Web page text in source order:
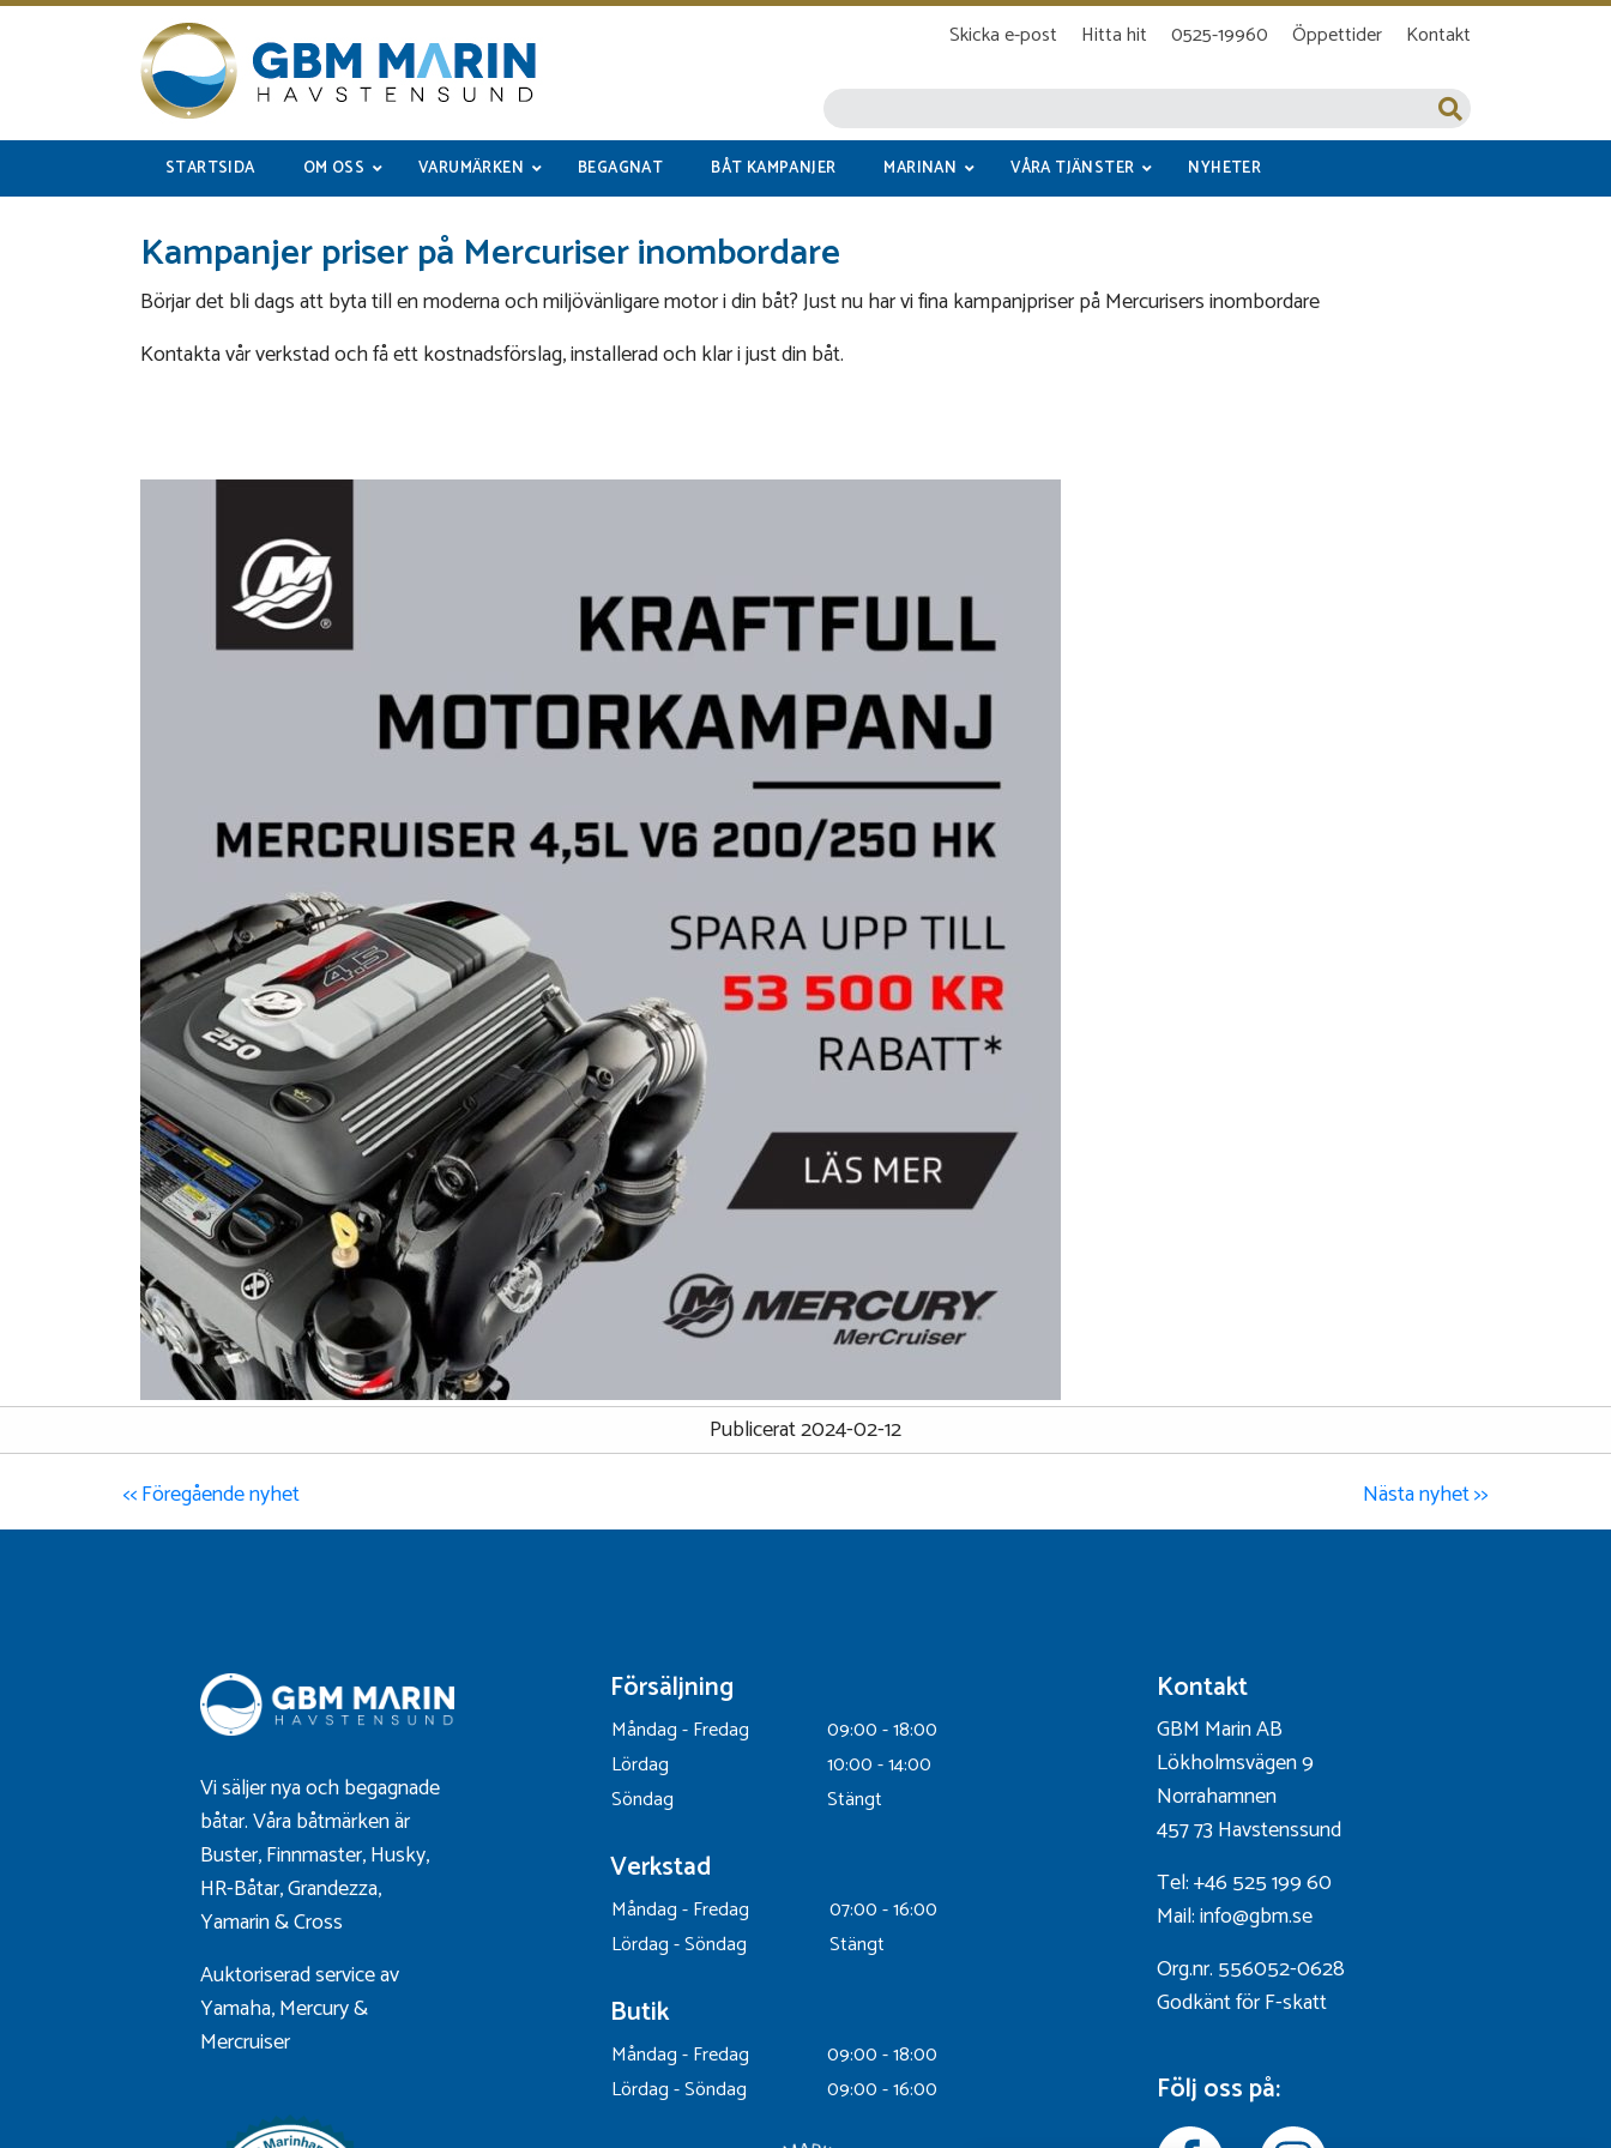
Skicka e-post Hitta hit 0525-19960 Öppettider Kontakt
STARTSIDA OM OSS VARUMÄRKEN BEGAGNAT BÅT KAMPANJER MARINAN VÅRA TJÄNSTER NYHETER
Kampanjer priser på Mercuriser inombordare
Börjar det bli dags att byta till en moderna och miljövänligare motor i din båt? Just nu har vi fina kampanjpriser på Mercurisers inombordare
Kontakta vår verkstad och få ett kostnadsförslag, installerad och klar i just din båt.
Publicerat 2024-02-12
<< Föregående nyhet
Nästa nyhet >>
Vi säljer nya och begagnade
båtar. Våra båtmärken är
Buster,Finnmaster,Husky,
HR-Båtar,Grandezza,
Yamarin&Cross
Auktoriserad service av
Yamaha, Mercury &
Mercruiser
Försäljning
Måndag - Fredag
09:00 - 18:00
Lördag
10:00 - 14:00
Söndag
Stängt
Verkstad
Måndag - Fredag
07:00 - 16:00
Lördag - Söndag
Stängt
Butik
Måndag - Fredag
09:00 - 18:00
Lördag - Söndag
09:00 - 16:00
Kontakt
GBM Marin AB
Lökholmsvägen 9
Norrahamnen
457 73 Havstenssund
Tel: +46 525 199 60
Mail: info@gbm.se
Org.nr. 556052-0628
Godkänt för F-skatt
Följ oss på: